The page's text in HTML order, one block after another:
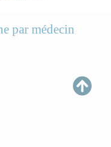
par médecin